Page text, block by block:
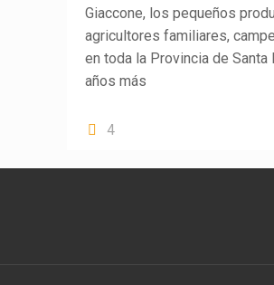
Giaccone, los pequeños
agricultores familiares,
en toda la Provincia de Santa
años más
4